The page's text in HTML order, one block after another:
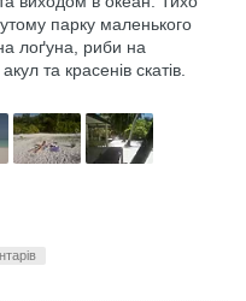
парку маленького
лоґуна, риби на
та красенів скатів.